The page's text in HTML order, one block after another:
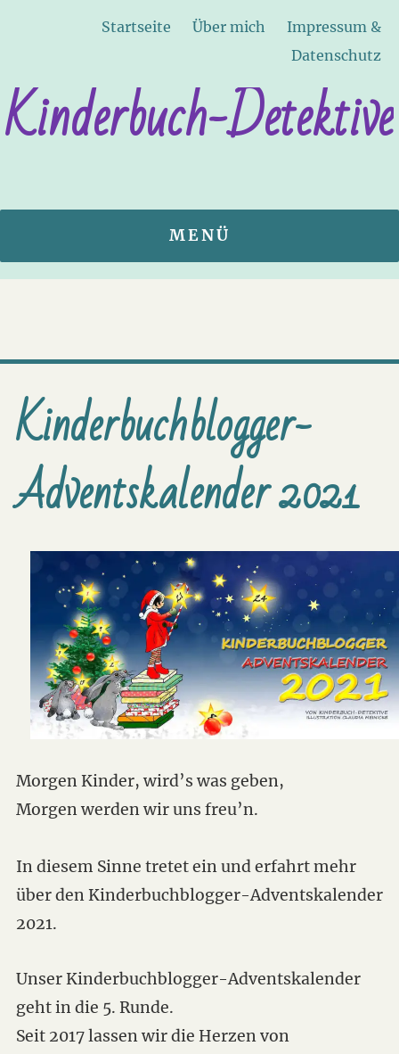
Startseite Über mich
Impressum &
Datenschutz
Kinderbuch-Detektive
MENÜ
Kinderbuchblogger-
Adventskalender 2021
Morgen Kinder, wird’s was geben,
Morgen werden wir uns freu’n.
In diesem Sinne tretet ein und erfahrt mehr
über den Kinderbuchblogger-Adventskalender
2021.
Unser Kinderbuchblogger-Adventskalender
geht in die 5. Runde.
Seit 2017 lassen wir die Herzen von